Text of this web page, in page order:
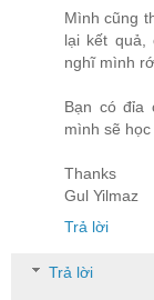
Mình cũng
lại kết quả,
nghĩ mình
Bạn có đỉa
mình sẽ
Thanks
Gul Yilmaz
Trả lời
Trả lời